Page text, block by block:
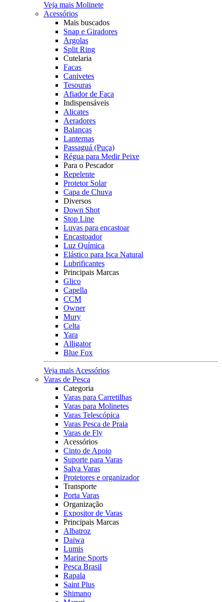
Veja mais Molinete
Acessórios
Mais buscados
Snap e Giradores
Argolas
Split Ring
Cutelaria
Facas
Canivetes
Tesouras
Afiador de Faca
Indispensáveis
Alicates
Aeradores
Balanças
Lanternas
Passaguá (Puça)
Régua para Medir Peixe
Para o Pescador
Repelente
Protetor Solar
Capa de Chuva
Diversos
Down Shot
Stop Line
Luvas para encastoar
Encastoador
Luz Química
Elástico para Isca Natural
Lubrificantes
Principais Marcas
Glico
Capella
CCM
Owner
Mury
Celta
Yara
Alligator
Blue Fox
Veja mais Acessórios
Varas de Pesca
Categoria
Varas para Carretilhas
Varas para Molinetes
Varas Telescópica
Varas Pesca de Praia
Varas de Fly
Acessórios
Cinto de Apoio
Suporte para Varas
Salva Varas
Protetores e organizador
Transporte
Porta Varas
Organização
Expositor de Varas
Principais Marcas
Albatroz
Daiwa
Lumis
Marine Sports
Pesca Brasil
Rapala
Saint Plus
Shimano